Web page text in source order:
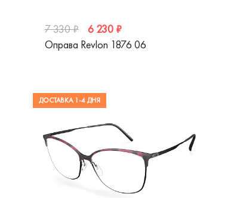
7 330 ₽
6 230 ₽
Оправа Revlon 1876 06
ДОСТАВКА 1-4 ДНЯ